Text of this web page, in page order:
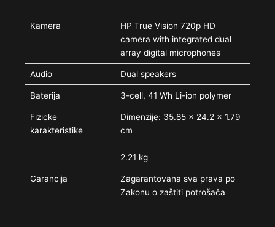
Kamera
HP True Vision 720p HD
camera with integrated dual
array digital microphones
Audio Dual speakers
Baterija 3-cell, 41 Wh Li-ion polymer
Fizicke
karakteristike
Dimenzije: 35.85 x 24.2 x 1.79
cm
2.21 kg
Garancija
Zagarantovana sva prava po
Zakonu o zaštiti potrošača